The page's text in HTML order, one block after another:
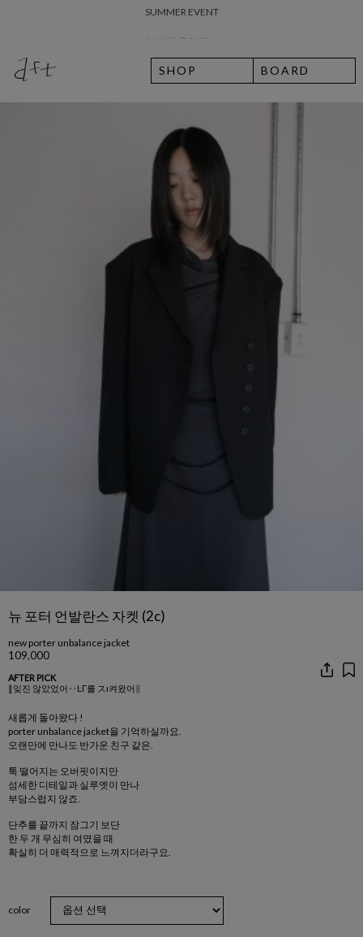
26 여름 휴가 안내
SHOP BOARD
뉴 포터 언발란스 자켓 (2c)
new porter unbalance jacket
109,000
AFTER PICK
∥잊진 않았었어‥ĿГ를 スı켜왔어∥
새롭게 돌아왔다 !
porter unbalance jacket을 기억하실까요.
오랜만에 만나도 반가운 친구 같은.
툭 떨어지는 오버핏이지만
섬세한 디테일과 실루엣이 만나
부담스럽지 않죠.
단추를 끝까지 잠그기 보단
한 두 개 무심히 여몄을 때
확실히 더 매력적으로 느껴지더라구요.
color